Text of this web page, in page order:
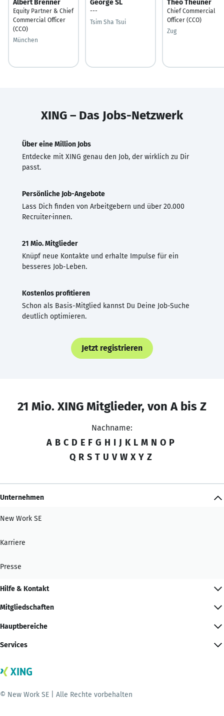
Albert Brenner
Equity Partner & Chief
Commercial Officer
(CCO)
München
George SL
---
Tsim Sha Tsui
Theo Theuner
Chief Commercial
Officer (CCO)
Zug
XING – Das Jobs-Netzwerk
Über eine Million Jobs
Entdecke mit XING genau den Job, der wirklich zu Dir
passt.
Persönliche Job-Angebote
Lass Dich finden von Arbeitgebern und über 20.000
Recruiter·innen.
21 Mio. Mitglieder
Knüpf neue Kontakte und erhalte Impulse für ein
besseres Job-Leben.
Kostenlos profitieren
Schon als Basis-Mitglied kannst Du Deine Job-Suche
deutlich optimieren.
Jetzt registrieren
21 Mio. XING Mitglieder, von A bis Z
Nachname:
A B C D E F G H I J K L M N O P
Q R S T U V W X Y Z
Unternehmen
New Work SE
Karriere
Presse
Hilfe & Kontakt
Mitgliedschaften
Hauptbereiche
Services
© New Work SE | Alle Rechte vorbehalten